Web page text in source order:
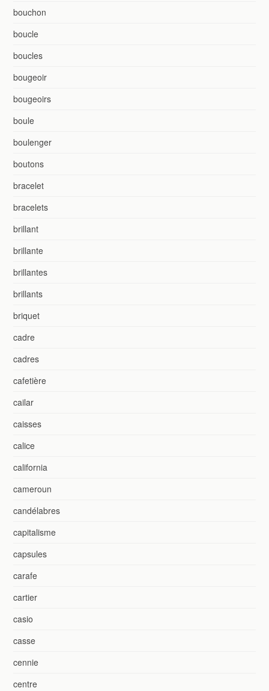
bouchon
boucle
boucles
bougeoir
bougeoirs
boule
boulenger
boutons
bracelet
bracelets
brillant
brillante
brillantes
brillants
briquet
cadre
cadres
cafetière
cailar
caisses
calice
california
cameroun
candélabres
capitalisme
capsules
carafe
cartier
casio
casse
cennie
centre